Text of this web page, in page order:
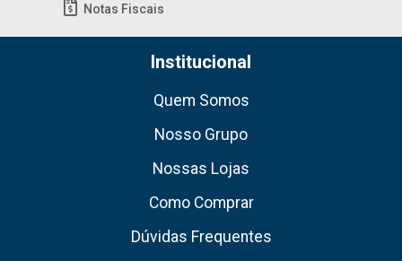
Notas Fiscais
Institucional
Quem Somos
Nosso Grupo
Nossas Lojas
Como Comprar
Dúvidas Frequentes